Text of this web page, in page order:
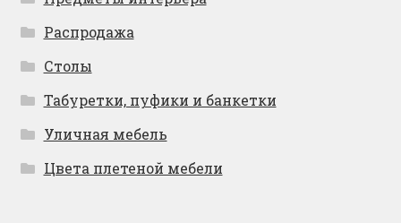
Распродажа
Столы
Табуретки, пуфики и банкетки
Уличная мебель
Цвета плетеной мебели